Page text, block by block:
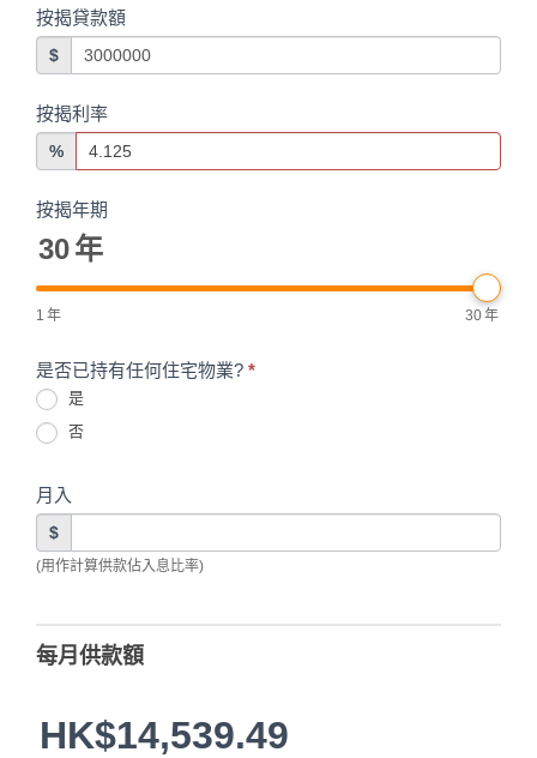
按揭貸款額
$
按揭利率
%
按揭年期
30年
1 年 30年
是否已持有任何住宅物業? *
是
否
月入
$
(用作計算供款佔入息比率)
每月供款額
HK$14,539.49